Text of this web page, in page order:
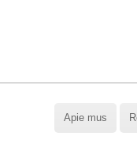
Apie mus